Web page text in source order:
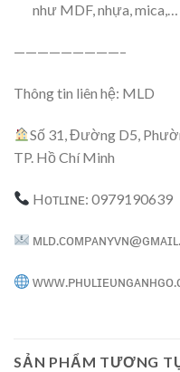
như MDF, nhựa, mica,…
—————————–
Thông tin liên hệ: MLD
Số 31, Đường D5,
TP. Hồ Chí Minh
Hᴏᴛʟɪɴᴇ: 0979190639
SẢN PHẨM TƯƠNG